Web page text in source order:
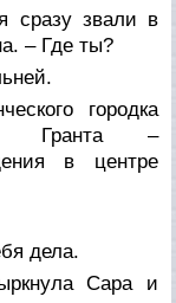
сразу звали в
– Где ты?
городка
Гранта –
в центре
дела.
Сара и